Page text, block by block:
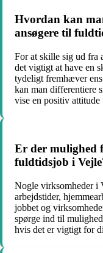
Hvordan kan
ansøgere til
For at skille sig ud fra
det vigtigt at have en
tydeligt fremhæver
kan man differentiere
vise en positiv attitude
Er der mulighed
fuldtidsjob i
Nogle virksomheder i
arbejdstider,
jobbet og
spørge ind til
hvis det er vigtigt for